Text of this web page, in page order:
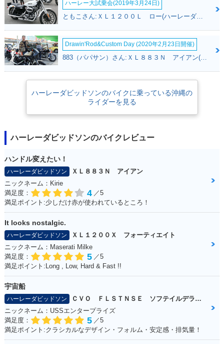
ハーレー大試乗会(2019年3月24日)
ともこさん:ＸＬ１２００Ｌ ロー(ハーレーダビッドソン)
Drawin'Rod&Custom Day (2020年2月23日開催)
883（パパサン）さん:ＸＬ８８３Ｎ アイアン(ハーレーダビッドソン)
ハーレーダビッドソンのバイクに乗っている沖縄の
ライダーを見る
ハーレーダビッドソンのバイクレビュー
ハンドル変えたい！
ハーレーダビッドソン
ＸＬ８８３Ｎ アイアン
ニックネーム：Kirie
満足度：
4 ／5
満足ポイント:少しだけ赤が使われているところ！
It looks nostalgic.
ハーレーダビッドソン
ＸＬ１２００Ｘ フォーティエイト
ニックネーム：Maserati Milke
満足度：
5 ／5
満足ポイント:Long , Low, Hard & Fast !!
宇宙船
ハーレーダビッドソン
ＣＶＯ ＦＬＳＴＮＳＥ ソフテイルデラックス
ニックネーム：USSエンタープライズ
満足度：
5 ／5
満足ポイント:クラシカルなデザイン・フォルム・安定感・排気量！